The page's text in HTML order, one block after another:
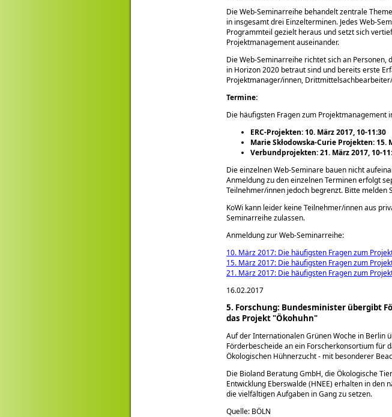
Die Web-Seminarreihe behandelt zentrale
in insgesamt drei Einzelterminen. Jedes Web-
Programmteil gezielt heraus und setzt sich
Projektmanagement auseinander.
Die Web-Seminarreihe richtet sich an
in Horizon 2020 betraut sind und bereits erste
Projektmanager/innen,
Termine:
Die häufigsten Fragen zum Projektmanagement
ERC-Projekten: 10. März 2017, 10-11:30
Marie Skłodowska-Curie Projekten: 15.
Verbundprojekten: 21. März 2017, 10-
Die einzelnen Web-Seminare bauen nicht
Anmeldung zu den einzelnen Terminen erfolgt
Teilnehmer/innen jedoch begrenzt. Bitte melden
KoWi kann leider keine Teilnehmer/innen aus
Seminarreihe zulassen.
Anmeldung zur Web-Seminarreihe:
10. März 2017: Die häufigsten Fragen zum
15. März 2017: Die häufigsten Fragen zum
21. März 2017: Die häufigsten Fragen zum
16.02.2017
5. Forschung: Bundesminister übergibt
das Projekt "Ökohuhn"
Auf der Internationalen Grünen Woche in Berlin
Förderbescheide an ein Forscherkonsortium für
Ökologischen Hühnerzucht - mit besonderer
Die Bioland Beratung GmbH, die Ökologische
Entwicklung Eberswalde (HNEE) erhalten in den
die vielfältigen Aufgaben in Gang zu setzen.
Quelle: BÖLN